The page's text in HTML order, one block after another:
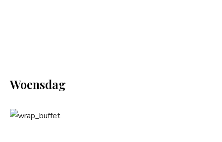
Woensdag